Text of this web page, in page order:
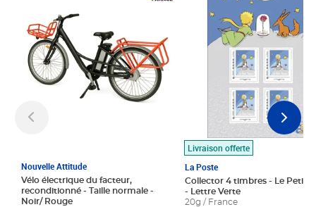
Nouvelle Attitude
Vélo électrique du facteur,
reconditionné - Taille normale -
Noir/ Rouge
Livraison offerte
La Poste
Collector 4 timbres - Le Petit
- Lettre Verte
20g / France